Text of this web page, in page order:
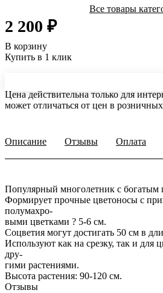
Все товары
2 200 ₽
В корзину
Купить в 1 клик
Цена действительна только для
может отличаться от цен в
Описание Отзывы Оплата
Популярный многолетник с богатым
Формирует прочные цветоносы с
полумахро-
выми цветками ? 5-6 см.
Соцветия могут достигать 50 см в
Используют как на срезку, так и для
дру-
гими растениями.
Высота растения: 90-120 см.
Отзывы